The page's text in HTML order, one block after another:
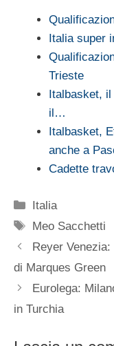
Italia super
Trieste
Italbasket,
il…
Italbasket,
anche a
Cadette
Categorie
Italia
Tag
Meo Sacchetti
Reyer
di Marques Green
Eurolega:
in Turchia